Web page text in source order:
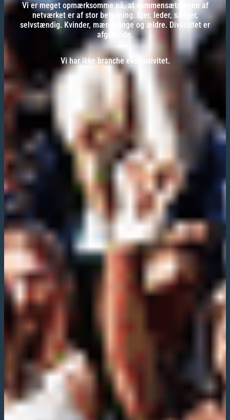
Vi er meget opmærksomme på, at sammensætningen af
netværket er af stor betydning. Ejer, leder, sælger,
selvstændig. Kvinder, mænd, unge og ældre. Diversitet er
afgørende.
Vi har ikke branche eksklusivitet.